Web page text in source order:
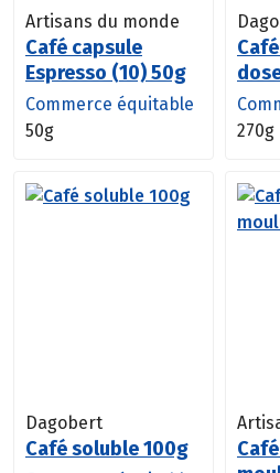
Artisans du monde
Café capsule
Espresso (10) 50g
Commerce équitable
50g
270g
Dagobert
Café soluble 100g